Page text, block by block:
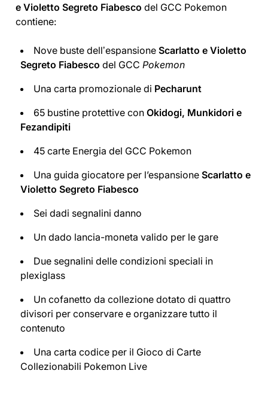
e Violetto Segreto Fiabesco del GCC Pokemon
contiene:
Nove buste dellʼespansione Scarlatto e Violetto
Segreto Fiabesco del GCC Pokemon
Una carta promozionale di Pecharunt
65 bustine protettive con Okidogi, Munkidori e
Fezandipiti
45 carte Energia del GCC Pokemon
Una guida giocatore per l’espansione Scarlatto e
Violetto Segreto Fiabesco
Sei dadi segnalini danno
Un dado lancia-moneta valido per le gare
Due segnalini delle condizioni speciali in
plexiglass
Un cofanetto da collezione dotato di quattro
divisori per conservare e organizzare tutto il
contenuto
Una carta codice per il Gioco di Carte
Collezionabili Pokemon Live